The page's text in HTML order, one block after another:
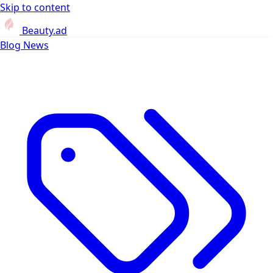
Skip to content
Beauty.ad
Blog News